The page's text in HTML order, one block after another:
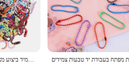
10/100 יח כדור חרוז שרשראות בובות תווית יד מחבר צמיד תכשיטי יד מחבר צמיד ביצוע מציאת סיטונאי